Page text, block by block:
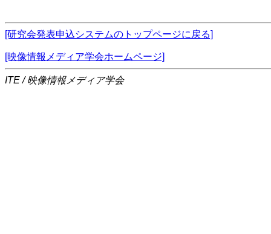
[研究会発表申込システムのトップページに戻る]
[映像情報メディア学会ホームページ]
ITE / 映像情報メディア学会